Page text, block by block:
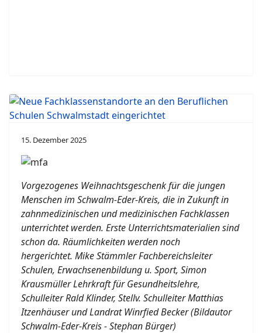
15. Dezember 2025
Vorgezogenes Weihnachtsgeschenk für die jungen
Menschen im Schwalm-Eder-Kreis, die in Zukunft in
zahnmedizinischen und medizinischen Fachklassen
unterrichtet werden. Erste Unterrichtsmaterialien sind
schon da. Räumlichkeiten werden noch
hergerichtet. Mike Stämmler Fachbereichsleiter
Schulen, Erwachsenenbildung u. Sport, Simon
Krausmüller Lehrkraft für Gesundheitslehre,
Schulleiter Rald Klinder, Stellv. Schulleiter Matthias
Itzenhäuser und Landrat Winrfied Becker (Bildautor
Schwalm-Eder-Kreis - Stephan Bürger)